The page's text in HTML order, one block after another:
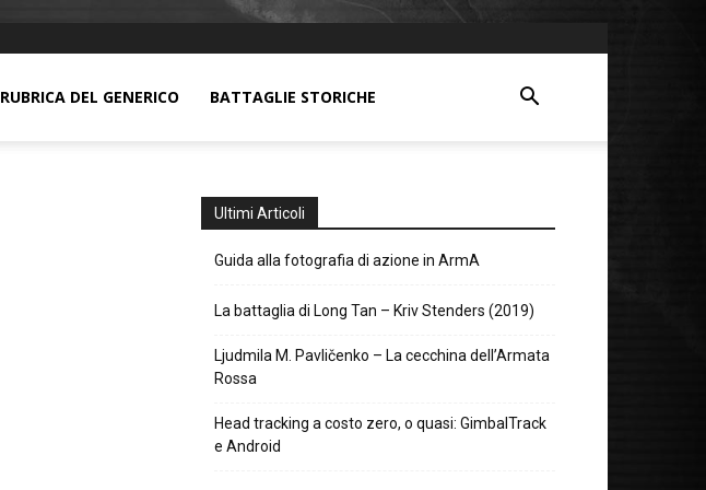
RUBRICA DEL GENERICO BATTAGLIE STORICHE
Ultimi Articoli
Guida alla fotografia di azione in ArmA
La battaglia di Long Tan – Kriv Stenders (2019)
Ljudmila M. Pavličenko – La cecchina dell’Armata
Rossa
Head tracking a costo zero, o quasi: GimbalTrack
e Android